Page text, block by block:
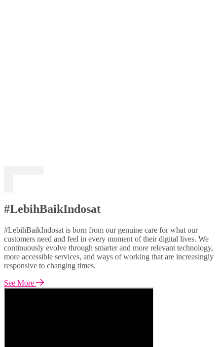
#LebihBaikIndosat
#LebihBaikIndosat is born from our genuine care for what our
customers need and feel in every moment of their digital lives. We
continuously evolve through smarter and more relevant technology,
more accessible services, and ways of working that are increasingly
responsive to changing times.
See More